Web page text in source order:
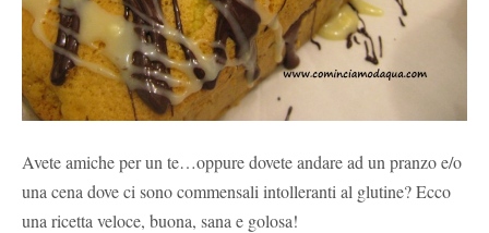
Avete amiche per un te…oppure dovete andare ad un pranzo e/o
una cena dove ci sono commensali intolleranti al glutine? Ecco
una ricetta veloce, buona, sana e golosa!